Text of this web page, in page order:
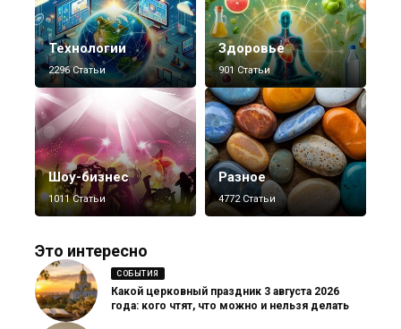
Технологии
2296 Статьи
Здоровье
901 Статьи
Шоу-бизнес
1011 Статьи
Разное
4772 Статьи
Это интересно
СОБЫТИЯ
Какой церковный праздник 3 августа 2026
года: кого чтят, что можно и нельзя делать